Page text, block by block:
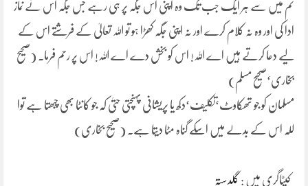
تم میں سے ہر ایک جب تک وہ اپنی اس جگہ پر ہی رہے جس جگہ اس نے نماز
ادا کی اور وہ نہ کلام کرے اور نہ اپنی جگہ کھڑا ہو تو اللہ تعالیٰ کے فرشتے اس کے
لیے دعا کرتے ہیں اے اللہ! اس کو بخش دے اے اللہ! اس پر رحم فرما۔ (صحیح
بخاری‘صحیح مسلم)
مسلمان کو جو تھکاوٹ‘تکلیف‘دکھ یا پریشانی پہنچتی حتیٰ کہ جو کانٹا بھی چبھتا ہے توا
للہ اس کے بدلے میں اسکے گناہ مٹا دیتا ہے۔ (صحیح بخاری)
کیٹاگری میں : گلدستہ